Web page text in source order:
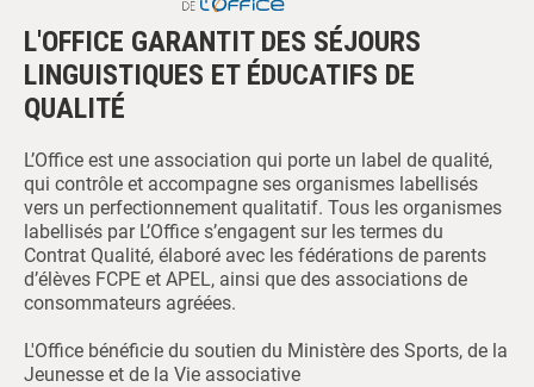
L'OFFICE GARANTIT DES SÉJOURS
LINGUISTIQUES ET ÉDUCATIFS DE
QUALITÉ
L’Office est une association qui porte un label de qualité,
qui contrôle et accompagne ses organismes labellisés
vers un perfectionnement qualitatif. Tous les organismes
labellisés par L’Office s’engagent sur les termes du
Contrat Qualité, élaboré avec les fédérations de parents
d’élèves FCPE et APEL, ainsi que des associations de
consommateurs agréées.
L'Office bénéficie du soutien du Ministère des Sports, de la
Jeunesse et de la Vie associative